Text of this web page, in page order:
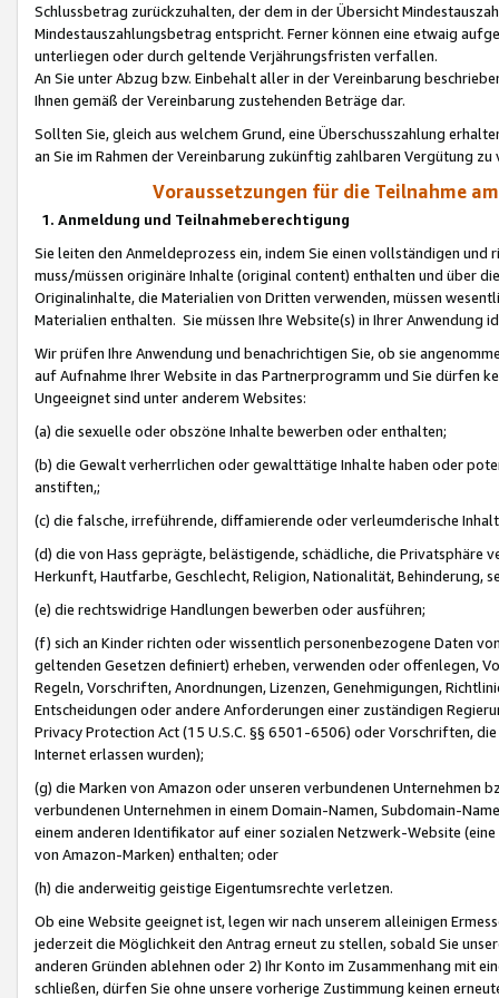
Schlussbetrag zurückzuhalten, der dem in der Übersicht
Mindestauszahlungsbetrag entspricht. Ferner können eine etwaig
unterliegen oder durch geltende Verjährungsfristen verfallen.
An Sie unter Abzug bzw. Einbehalt aller in der Vereinbarung
Ihnen gemäß der Vereinbarung zustehenden Beträge dar.
Sollten Sie, gleich aus welchem Grund, eine Überschusszahlung
an Sie im Rahmen der Vereinbarung zukünftig zahlbaren Vergütung zu
Voraussetzungen für die Teilnahme
1. Anmeldung und Teilnahmeberechtigung
Sie leiten den Anmeldeprozess ein, indem Sie einen vollständigen
muss/müssen originäre Inhalte (original content) enthalten und über
Originalinhalte, die Materialien von Dritten verwenden, müssen
Materialien enthalten. Sie müssen Ihre Website(s) in Ihrer Anwendung
Wir prüfen Ihre Anwendung und benachrichtigen Sie, ob sie
auf Aufnahme Ihrer Website in das Partnerprogramm und Sie dürfen
Ungeeignet sind unter anderem Websites:
(a) die sexuelle oder obszöne Inhalte bewerben oder enthalten;
(b) die Gewalt verherrlichen oder gewalttätige Inhalte haben oder
anstiften,;
(c) die falsche, irreführende, diffamierende oder verleumderische
(d) die von Hass geprägte, belästigende, schädliche, die Privatsphäre
Herkunft, Hautfarbe, Geschlecht, Religion, Nationalität, Behinderung,
(e) die rechtswidrige Handlungen bewerben oder ausführen;
(f) sich an Kinder richten oder wissentlich personenbezogene Daten
geltenden Gesetzen definiert) erheben, verwenden oder offenlegen,
Regeln, Vorschriften, Anordnungen, Lizenzen, Genehmigungen,
Entscheidungen oder andere Anforderungen einer zuständigen
Privacy Protection Act (15 U.S.C. §§ 6501-6506) oder Vorschriften,
Internet erlassen wurden);
(g) die Marken von Amazon oder unseren verbundenen Unternehmen
verbundenen Unternehmen in einem Domain-Namen, Subdomain-
einem anderen Identifikator auf einer sozialen Netzwerk-Website
von Amazon-Marken) enthalten; oder
(h) die anderweitig geistige Eigentumsrechte verletzen.
Ob eine Website geeignet ist, legen wir nach unserem alleinigen
jederzeit die Möglichkeit den Antrag erneut zu stellen, sobald Sie
anderen Gründen ablehnen oder 2) Ihr Konto im Zusammenhang mit
schließen, dürfen Sie ohne unsere vorherige Zustimmung keinen